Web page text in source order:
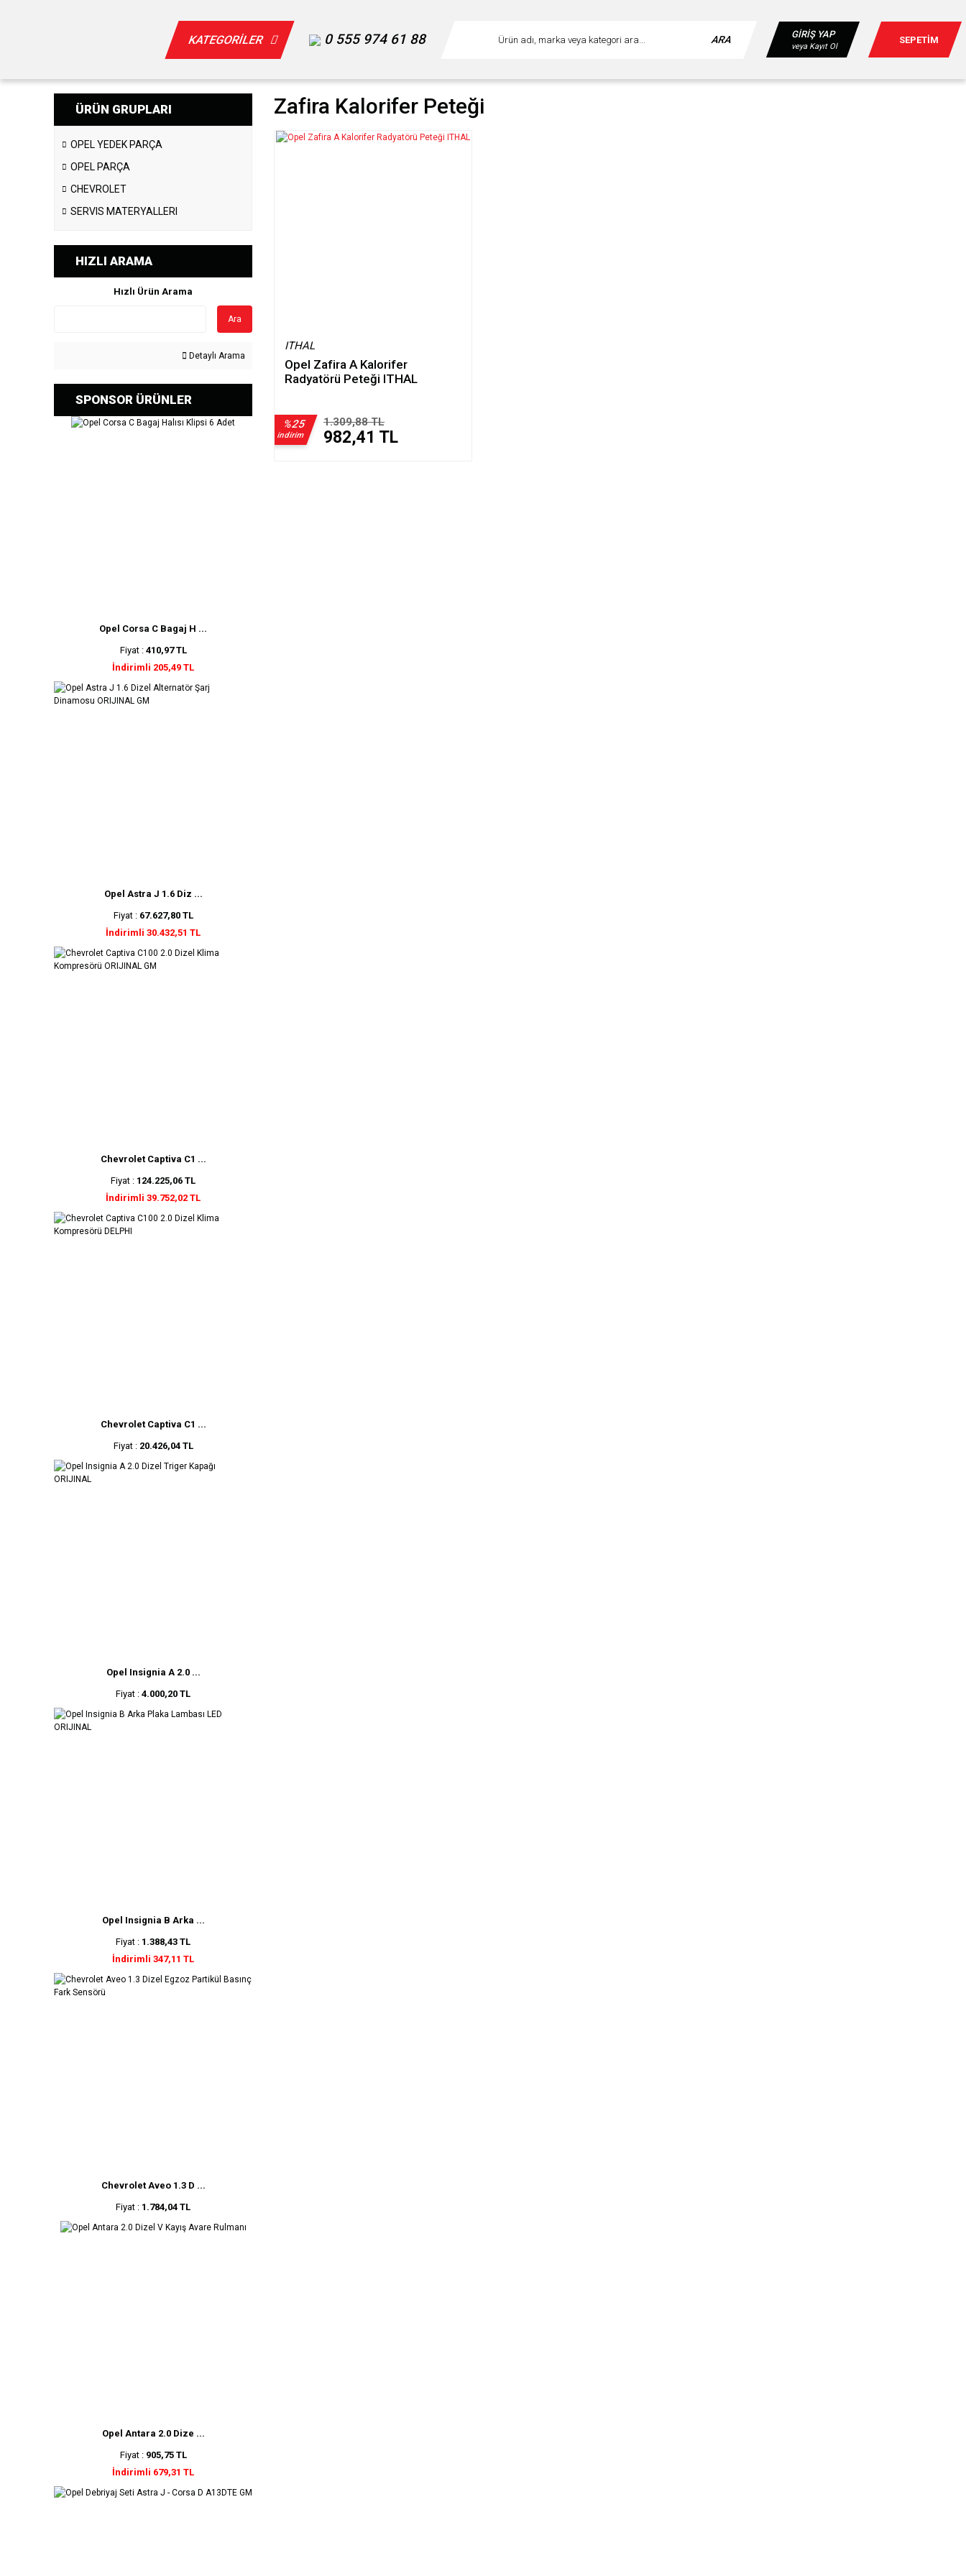
KATEGORİLER 0 555 974 61 88 ARA GİRİŞ YAP
veya Kayıt Ol
SEPETİM
ÜRÜN GRUPLARI
OPEL YEDEK PARÇA
OPEL PARÇA
CHEVROLET
SERVIS MATERYALLERI
HIZLI ARAMA
Hızlı Ürün Arama
Ara
Detaylı Arama
SPONSOR ÜRÜNLER
Opel Corsa C Bagaj H ...
Fiyat : 410,97 TL
İndirimli 205,49 TL
Opel Astra J 1.6 Diz ...
Fiyat : 67.627,80 TL
İndirimli 30.432,51 TL
Chevrolet Captiva C1 ...
Fiyat : 124.225,06 TL
İndirimli 39.752,02 TL
Chevrolet Captiva C1 ...
Fiyat : 20.426,04 TL
Opel Insignia A 2.0 ...
Fiyat : 4.000,20 TL
Opel Insignia B Arka ...
Fiyat : 1.388,43 TL
İndirimli 347,11 TL
Chevrolet Aveo 1.3 D ...
Fiyat : 1.784,04 TL
Opel Antara 2.0 Dize ...
Fiyat : 905,75 TL
İndirimli 679,31 TL
Zafira Kalorifer Peteği
ITHAL
Opel Zafira A Kalorifer
Radyatörü Peteği ITHAL
%25
indirim
1.309,88 TL
982,41 TL